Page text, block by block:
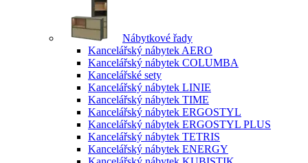
Nábytkové řady
Kancelářský nábytek AERO
Kancelářský nábytek COLUMBA
Kancelářské sety
Kancelářský nábytek LINIE
Kancelářský nábytek TIME
Kancelářský nábytek ERGOSTYL
Kancelářský nábytek ERGOSTYL PLUS
Kancelářský nábytek TETRIS
Kancelářský nábytek ENERGY